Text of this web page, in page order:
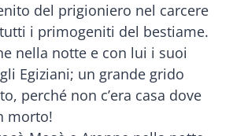
del prigioniero nel carcere
i primogeniti del bestiame.
nella notte e con lui i suoi
Egiziani; un grande grido
perché non c’era casa dove
morto!